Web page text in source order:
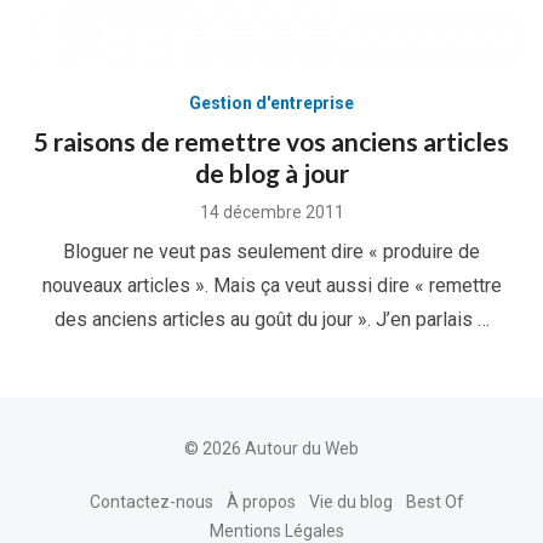
Gestion d'entreprise
5 raisons de remettre vos anciens articles
de blog à jour
Posted
14 décembre 2011
Bloguer ne veut pas seulement dire « produire de
nouveaux articles ». Mais ça veut aussi dire « remettre
des anciens articles au goût du jour ». J’en parlais …
© 2026 Autour du Web
Contactez-nous À propos Vie du blog
Best Of
Mentions Légales